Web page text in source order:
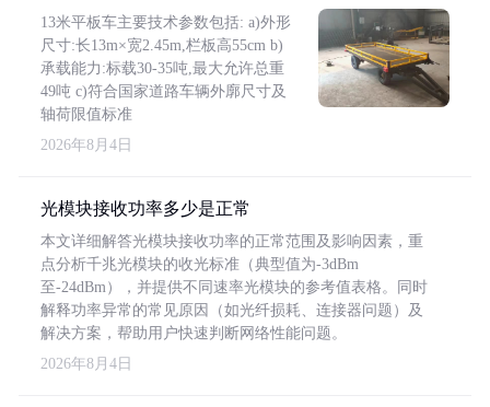
13米平板车主要技术参数包括: a)外形
尺寸:长13m×宽2.45m,栏板高55cm b)
承载能力:标载30-35吨,最大允许总重
49吨 c)符合国家道路车辆外廓尺寸及
轴荷限值标准
2026年8月4日
光模块接收功率多少是正常
本文详细解答光模块接收功率的正常范围及影响因素，重
点分析千兆光模块的收光标准（典型值为-3dBm
至-24dBm），并提供不同速率光模块的参考值表格。同时
解释功率异常的常见原因（如光纤损耗、连接器问题）及
解决方案，帮助用户快速判断网络性能问题。
2026年8月4日